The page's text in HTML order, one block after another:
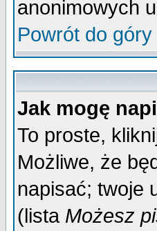
anonimowych
Powrót do góry
Jak mogę
To proste,
Możliwe, że
napisać; twoje
(lista Możesz